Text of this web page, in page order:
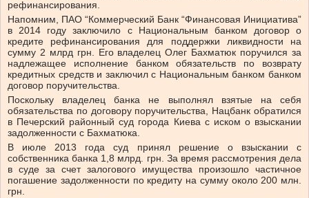
рефинансирования.
Напомним, ПАО “Коммерческий Банк “Финансовая Инициатива”
в 2014 году заключило с Национальным банком договор о
кредите рефинансирования для поддержки ликвидности на
сумму 2 млрд грн. Его владелец Олег Бахматюк поручился за
надлежащее исполнение банком обязательств по возврату
кредитных средств и заключил с Национальным банком банком
договор поручительства.
Поскольку владелец банка не выполнял взятые на себя
обязательства по договору поручительства, Нацбанк обратился
в Печерский районный суд города Киева с иском о взыскании
задолженности с Бахматюка.
В июле 2013 года суд принял решение о взыскании с
собственника банка 1,8 млрд. грн. За время рассмотрения дела
в суде за счет залогового имущества произошло частичное
погашение задолженности по кредиту на сумму около 200 млн.
грн.